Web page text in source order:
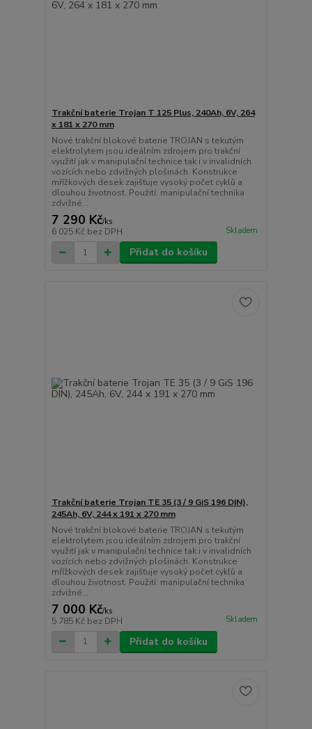
Trakční baterie Trojan T 125 Plus, 240Ah, 6V, 264
x 181 x 270 mm
Nové trakční blokové baterie TROJAN s tekutým
elektrolytem jsou ideálním zdrojem pro trakční
využití jak v manipulační technice tak i v invalidních
vozících nebo zdvižných plošinách. Konstrukce
mřížkových desek zajišťuje vysoký počet cyklů a
dlouhou životnost. Použití: manipulační technika
zdvižné...
7 290 Kč/ks
6 025 Kč bez DPH Skladem
Přidat do košíku
Trakční baterie Trojan TE 35 (3 / 9 GiS 196 DIN),
245Ah, 6V, 244 x 191 x 270 mm
Nové trakční blokové baterie TROJAN s tekutým
elektrolytem jsou ideálním zdrojem pro trakční
využití jak v manipulační technice tak i v invalidních
vozících nebo zdvižných plošinách. Konstrukce
mřížkových desek zajišťuje vysoký počet cyklů a
dlouhou životnost. Použití: manipulační technika
zdvižné...
7 000 Kč/ks
5 785 Kč bez DPH Skladem
Přidat do košíku